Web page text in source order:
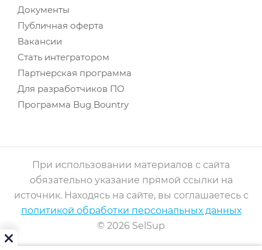
Документы
Публичная оферта
Вакансии
Стать интегратором
Партнерская программа
Для разработчиков ПО
Программа Bug Bountry
При использовании материалов с сайта
обязательно указание прямой ссылки на
источник. Находясь на сайте, вы соглашаетесь с
политикой обработки персональных данных
© 2026 SelSup